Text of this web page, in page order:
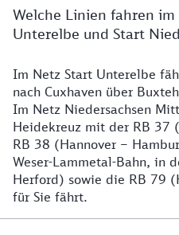
Welche Linien fahren
Unterelbe und Start
Details
Im Netz Start Unterelbe
nach Cuxhaven über
Im Netz Niedersachsen
Heidekreuz mit der RB 37
RB 38 (Hannover –
Weser-Lammetal-Bahn, in
Herford) sowie die RB 79
für Sie fährt.